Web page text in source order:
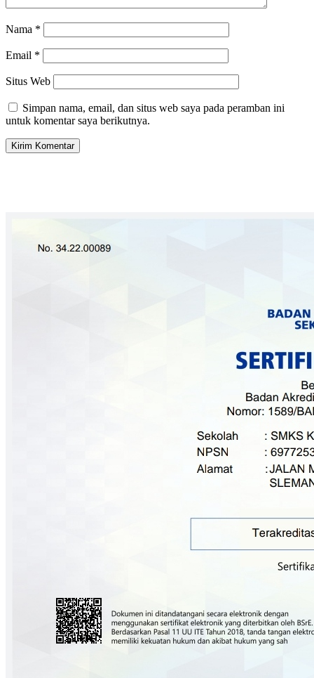
Nama *
Email *
Situs Web
Simpan nama, email, dan situs web saya pada peramban ini
untuk komentar saya berikutnya.